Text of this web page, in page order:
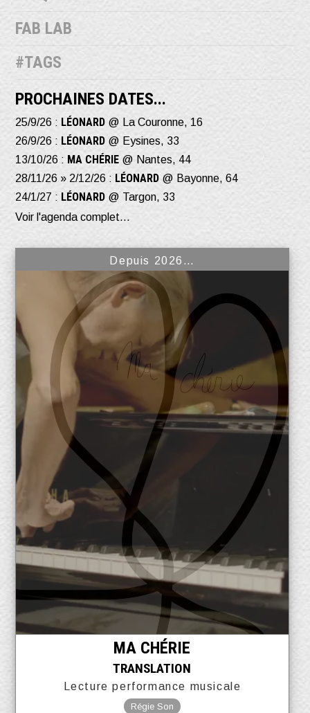
FAB LAB
#TAGS
PROCHAINES DATES...
25/9/26 : LÉONARD @ La Couronne, 16
26/9/26 : LÉONARD @ Eysines, 33
13/10/26 : MA CHÉRIE @ Nantes, 44
28/11/26 » 2/12/26 : LÉONARD @ Bayonne, 64
24/1/27 : LÉONARD @ Targon, 33
Voir l'agenda complet...
Depuis 2026…
MA CHÉRIE
TRANSLATION
Lecture performance musicale
Régie Son